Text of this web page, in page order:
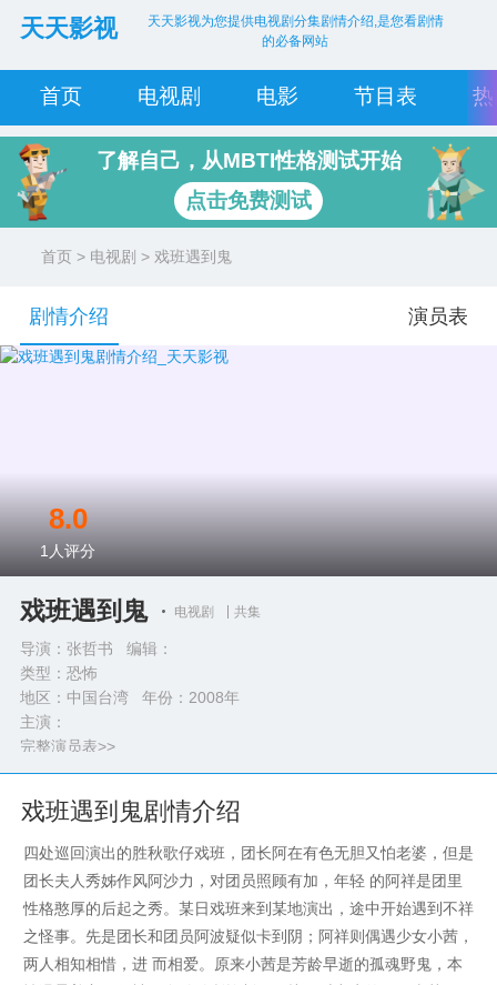
天天影视
天天影视为您提供电视剧分集剧情介绍,是您看剧情
的必备网站
首页 电视剧 电影 节目表
了解自己，从MBTI性格测试开始
点击免费测试
首页 > 电视剧 > 戏班遇到鬼
剧情介绍 演员表
戏班遇到鬼 电视剧 共集
导演：张哲书 编辑：
类型： 恐怖
地区：中国台湾 年份： 2008年
主演：
完整演员表>>
8.0
1 人评分
戏班遇到鬼剧情介绍
四处巡回演出的胜秋歌仔戏班，团长阿在有色无胆又怕老婆，但是
团长夫人秀姊作风阿沙力，对团员照顾有加，年轻 的阿祥是团里
性格憨厚的后起之秀。某日戏班来到某地演出，途中开始遇到不祥
之怪事。先是团长和团员阿波疑似卡到阴；阿祥则偶遇少女小茜，
两人相知相惜，进 而相爱。原来小茜是芳龄早逝的孤魂野鬼，本